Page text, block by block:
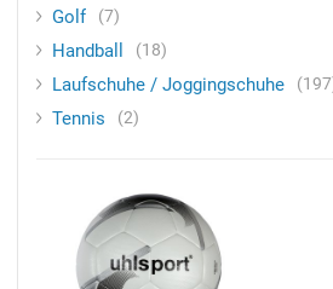
Golf 7
Handball 18
Laufschuhe / Joggingschuhe 197
Tennis 2